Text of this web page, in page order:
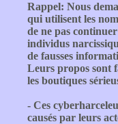
Rappel: Nous
qui utilisent les
de ne pas
individus
de fausses
Leurs propos sont
les boutiques
- Ces
causés par leurs